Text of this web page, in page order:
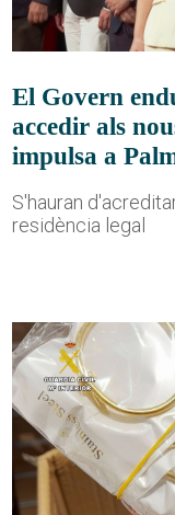
El Govern
accedir als
impulsa a
S'hauran
residència legal